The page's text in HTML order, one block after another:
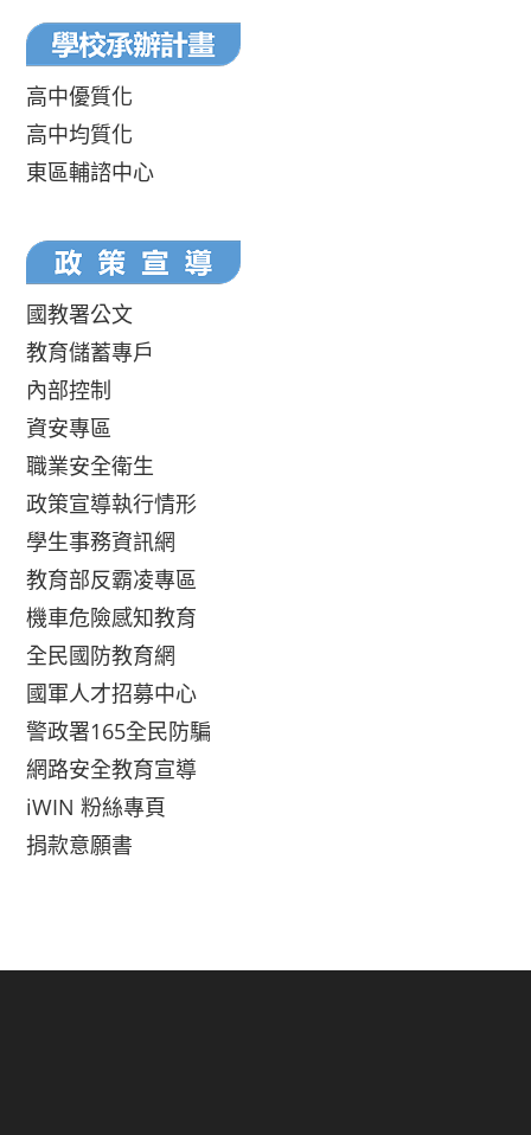
高中優質化
高中均質化
東區輔諮中心
國教署公文
教育儲蓄專戶
內部控制
資安專區
職業安全衛生
政策宣導執行情形
學生事務資訊網
教育部反霸凌專區
機車危險感知教育
全民國防教育網
國軍人才招募中心
警政署165全民防騙
網路安全教育宣導
iWIN 粉絲專頁
捐款意願書